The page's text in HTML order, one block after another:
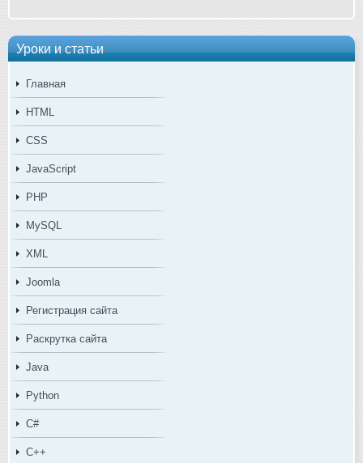
Уроки и статьи
Главная
HTML
CSS
JavaScript
PHP
MySQL
XML
Joomla
Регистрация сайта
Раскрутка сайта
Java
Python
C#
C++